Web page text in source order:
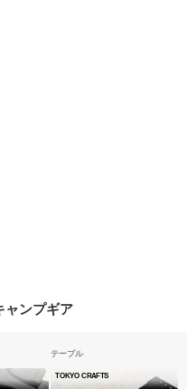
ャンプギア
テーブル
TOKYO CRAFTS